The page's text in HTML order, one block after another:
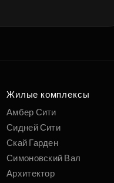
Жилые комплексы
Амбер Сити
Сидней Сити
Скай Гарден
Симоновский Вал
Архитектор